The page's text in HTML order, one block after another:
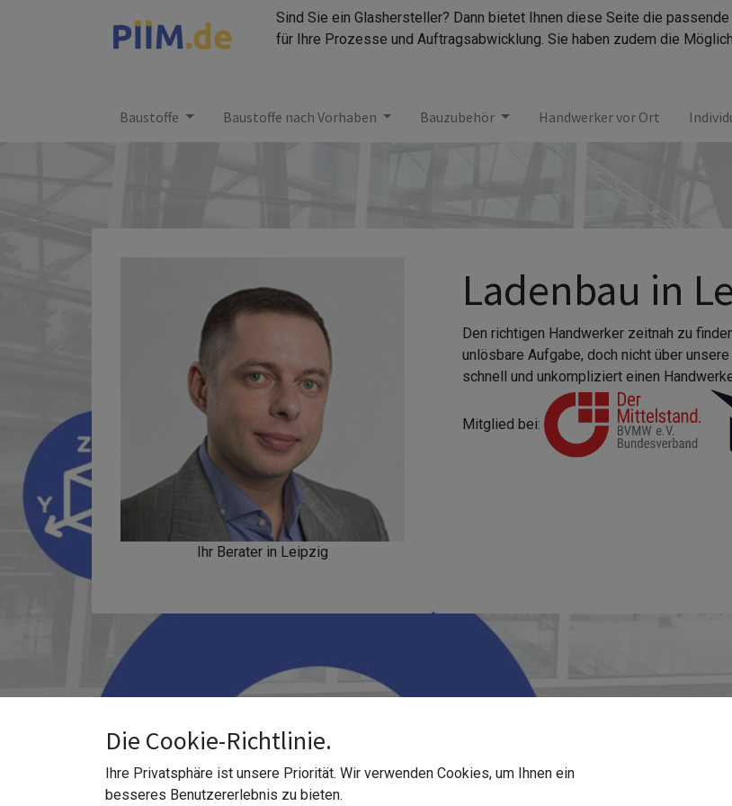
Sind Sie ein Glashersteller? Dann bietet Ihnen diese Seite die
für Ihre Prozesse und Auftragsabwicklung. Sie haben zudem die
Baustoffe
Baustoffe nach Vorhaben Bauzubehör Handwerker vor Ort
Ihr Berater in Leipzig
Ladenbau in
Den richtigen Handwerker zeitnah zu
unlösbare Aufgabe, doch nicht über
schnell und unkompliziert einen
Mitglied bei:
Die Cookie-Richtlinie.
Ihre Privatsphäre ist unsere Priorität. Wir verwenden Cookies, um Ihnen ein
besseres Benutzererlebnis zu bieten.